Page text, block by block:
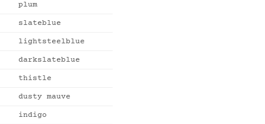
plum
slateblue
lightsteelblue
darkslateblue
thistle
dusty mauve
indigo